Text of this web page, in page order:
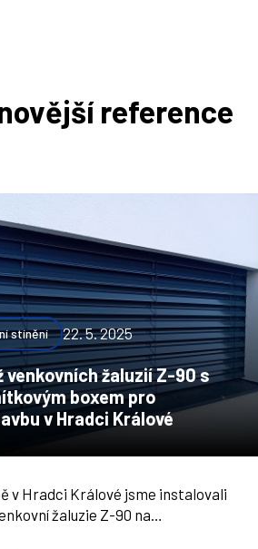
reference
stínění 22. 5. 2025
venkovních žaluzií Z-90 s
boxem pro
v Hradci Králové
v Hradci Králové jsme instalovali
žaluzie Z-90 na…